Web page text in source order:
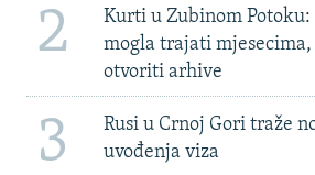
2
Kurti u Zubinom
mogla trajati
otvoriti arhive
3
Rusi u Crnoj Gori traže
uvođenja viza